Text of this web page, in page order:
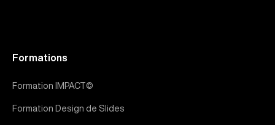
Formations
Formation IMPACT©
Formation Design de Slides